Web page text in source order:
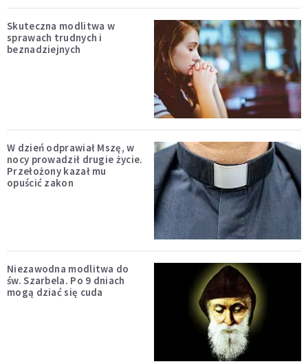
Skuteczna modlitwa w
sprawach trudnych i
beznadziejnych
W dzień odprawiał Mszę, w
nocy prowadził drugie życie.
Przełożony kazał mu
opuścić zakon
Niezawodna modlitwa do
św. Szarbela. Po 9 dniach
mogą dziać się cuda